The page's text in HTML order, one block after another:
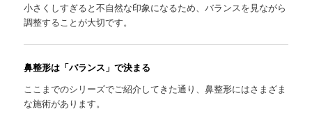
小さくしすぎると不自然な印象になるため、バランスを見ながら
調整することが大切です。
鼻整形は「バランス」で決まる
ここまでのシリーズでご紹介してきた通り、鼻整形にはさまざま
な施術があります。